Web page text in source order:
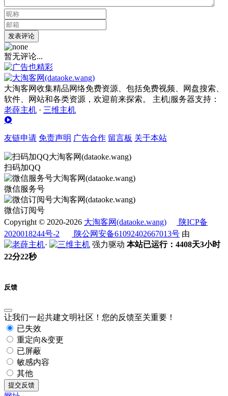
发表评论
暂无评论...
大淘客网收集精品网络免费资源、包括免费视频、网盘搜索、
软件、网站和各类资源，欢迎前来探索。 主机|服务器支持：
老薛主机 · 三维主机
友链申请 免责声明 广告合作 留言板 关于本站
扫码加QQ
微信服务号
微信订阅号
Copyright © 2020-2026 大淘客网(dataoke.wang)
陕ICP备
2020018244号-2
陕公网安备61092402667013号 由
·
强力驱动 本站已运行：4408天3小时
22分22秒
反馈
让我们一起共建文明社区！您的反馈至关重要！
已失效
重定向&变更
已屏蔽
敏感内容
其他
提交反馈